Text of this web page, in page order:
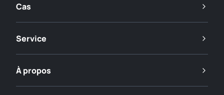
Cas
Service
À propos